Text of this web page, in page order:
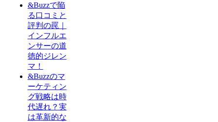
&Buzzで陥
る口コミと
評判の罠｜
インフルエ
ンサーの道
徳的ジレン
マ！
&Buzzのマ
ーケティン
グ戦略は時
代遅れ？実
は革新的な